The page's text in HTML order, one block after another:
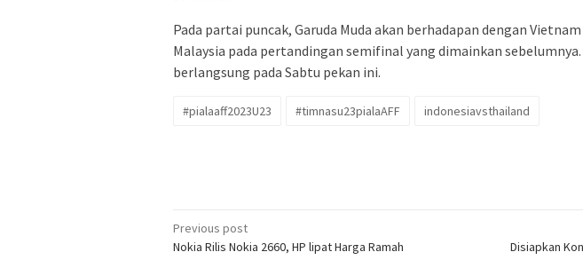
Pada partai puncak, Garuda Muda akan berhadapan dengan
Malaysia pada pertandingan semifinal yang dimainkan
berlangsung pada Sabtu pekan ini.
#pialaaff2023U23 #timnasu23pialaAFF indonesiavsthailand
Post
Previous post
Nokia Rilis Nokia 2660, HP lipat Harga Ramah
Disiapkan